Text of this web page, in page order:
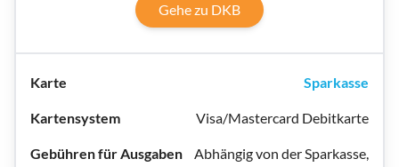
Gehe zu DKB
Sparkasse
Visa/Mastercard Debitkarte
Abhängig von der Sparkasse,